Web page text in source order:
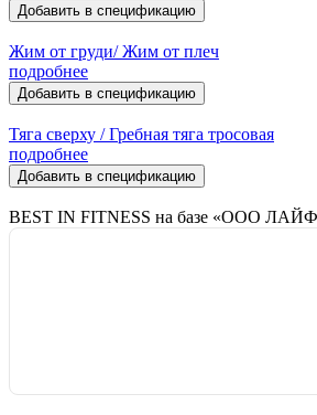
Добавить в спецификацию
Жим от груди/ Жим от плеч
подробнее
Добавить в спецификацию
Тяга сверху / Гребная тяга тросовая
подробнее
Добавить в спецификацию
BEST IN FITNESS на базе «ООО